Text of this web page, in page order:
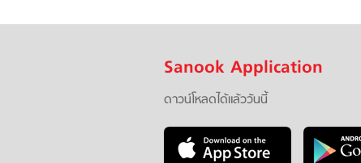
Sanook Application
ดาวน์โหลดได้แล้ววันนี้